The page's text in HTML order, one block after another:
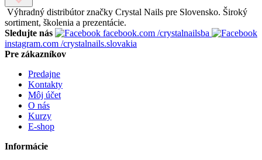
Výhradný distribútor značky Crystal Nails pre Slovensko. Široký
sortiment, školenia a prezentácie.
Sledujte nás
facebook.com /crystalnailsba
instagram.com /crystalnails.slovakia
Pre zákazníkov
Predajne
Kontakty
Môj účet
O nás
Kurzy
E-shop
Informácie